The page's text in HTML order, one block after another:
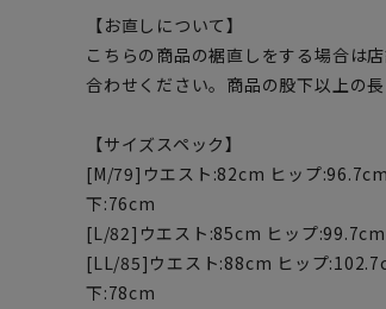
【お直しについて】
こちらの商品の裾直しをする場合は
合わせください。商品の股下以上の
【サイズスペック】
[M/79]ウエスト:82cm ヒップ
下:76cm
[L/82]ウエスト:85cm ヒップ
[LL/85]ウエスト:88cm ヒップ
下:78cm